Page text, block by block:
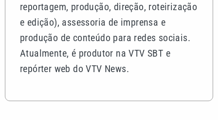
reportagem, produção, direção, roteirização
e edição), assessoria de imprensa e
produção de conteúdo para redes sociais.
Atualmente, é produtor na VTV SBT e
repórter web do VTV News.